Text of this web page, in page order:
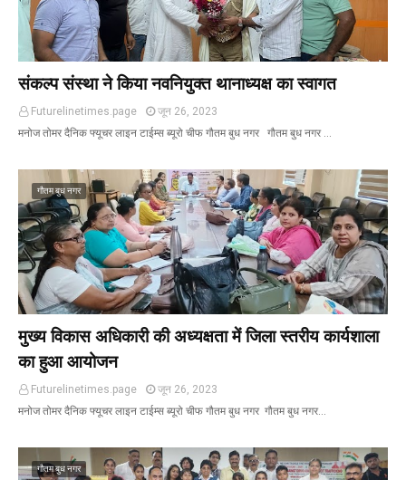
संकल्प संस्था ने किया नवनियुक्त थानाध्यक्ष का स्वागत
Futurelinetimes.page
जून 26, 2023
मनोज तोमर दैनिक फ्यूचर लाइन टाईम्स ब्यूरो चीफ गौतम बुध नगर गौतम बुध नगर …
गौतम बुध नगर
मुख्य विकास अधिकारी की अध्यक्षता में जिला स्तरीय कार्यशाला
का हुआ आयोजन
Futurelinetimes.page
जून 26, 2023
मनोज तोमर दैनिक फ्यूचर लाइन टाईम्स ब्यूरो चीफ गौतम बुध नगर गौतम बुध नगर…
गौतम बुध नगर